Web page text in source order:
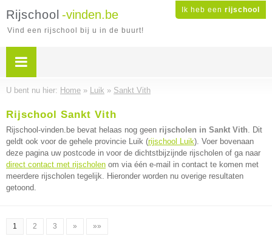
Ik heb een rijschool
Rijschool -vinden.be
Vind een rijschool bij u in de buurt!
U bent nu hier: Home » Luik » Sankt Vith
Rijschool Sankt Vith
Rijschool-vinden.be bevat helaas nog geen rijscholen in Sankt Vith. Dit
geldt ook voor de gehele provincie Luik (rijschool Luik). Voer bovenaan
deze pagina uw postcode in voor de dichtstbijzijnde rijscholen of ga naar
direct contact met rijscholen om via één e-mail in contact te komen met
meerdere rijscholen tegelijk. Hieronder worden nu overige resultaten
getoond.
1 2 3 » »»